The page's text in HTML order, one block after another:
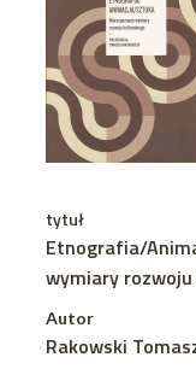
tytuł
Etnografia/
wymiary
Autor
Rakowski